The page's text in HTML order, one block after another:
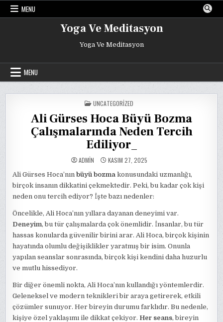
Skip
MENU
Yoga Ve Meditasyon
Yoga Ve Meditasyon
MENU
POSTED
IN
UNCATEGORIZED
Ali Gürses Hoca Büyü Bozma
Çalışmalarında Neden Tercih
Ediliyor_
ADMIN KASIM 27, 2025
Ali Gürses Hoca’nınbüyü bozma konusundaki uzmanlığı,
birçok insanın dikkatini çekmektedir. Peki, bu kadar çok kişi
neden onu tercih ediyor? İşte bazı nedenler:
Öncelikle, Ali Hoca’nın yıllara dayanan deneyimi var.
Deneyim, bu tür çalışmalarda çok önemlidir. İnsanlar, bu tür
hassas konularda güvenilir birini arar. Ali Hoca, birçok kişinin
hayatında olumlu değişiklikler yaratmış bir isim. Onunla
yapılan seanslar sonrasında, birçok kişi kendini daha huzurlu
ve mutlu hissediyor.
Bir diğer önemli nokta, Ali Hoca’nın kullandığı yöntemlerdir.
Geleneksel ve modern teknikleri bir araya getirerek, etkili
çözümler sunuyor. Her bireyin durumu farklıdır. Bu nedenle,
kişiye özel yaklaşımı ile dikkat çekiyor. Her seans, bireyin